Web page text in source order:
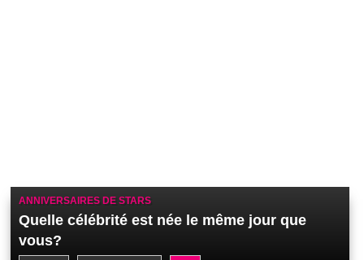
ANNIVERSAIRES DE STARS
Quelle célébrité est née le même jour que
vous?